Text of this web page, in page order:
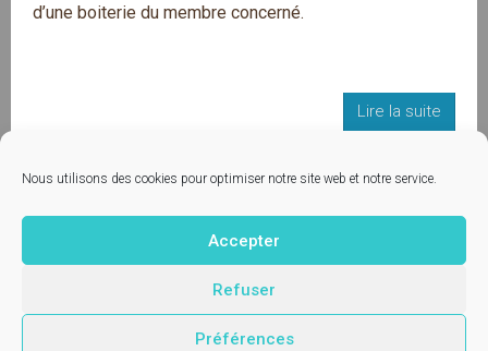
Nous utilisons des cookies pour optimiser notre site web et notre service.
Accepter
Refuser
Préférences
d’une boiterie du membre concerné.
Lire la suite
1 ... ...
© Vetup - logiciel vétérinaire